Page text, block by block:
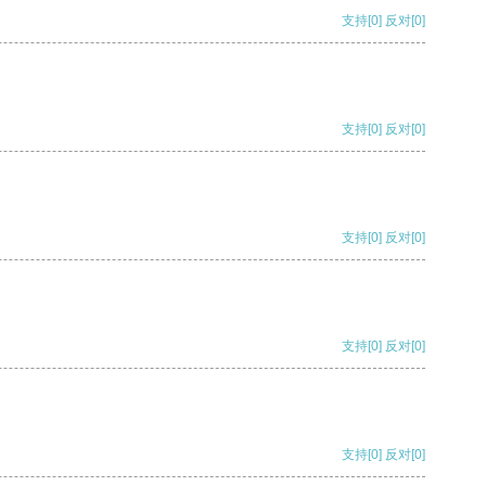
支持[0] 反对[0]
支持[0] 反对[0]
支持[0] 反对[0]
支持[0] 反对[0]
支持[0] 反对[0]